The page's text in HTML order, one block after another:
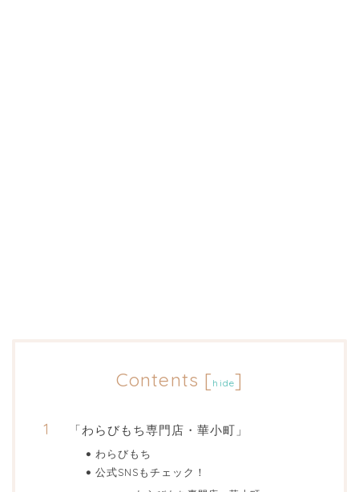
Contents [ hide]
「わらびもち専門店・華小町」
わらびもち
公式SNSもチェック！